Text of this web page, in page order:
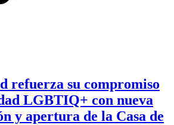
refuerza su compromiso
LGBTIQ+ con nueva
y apertura de la Casa de